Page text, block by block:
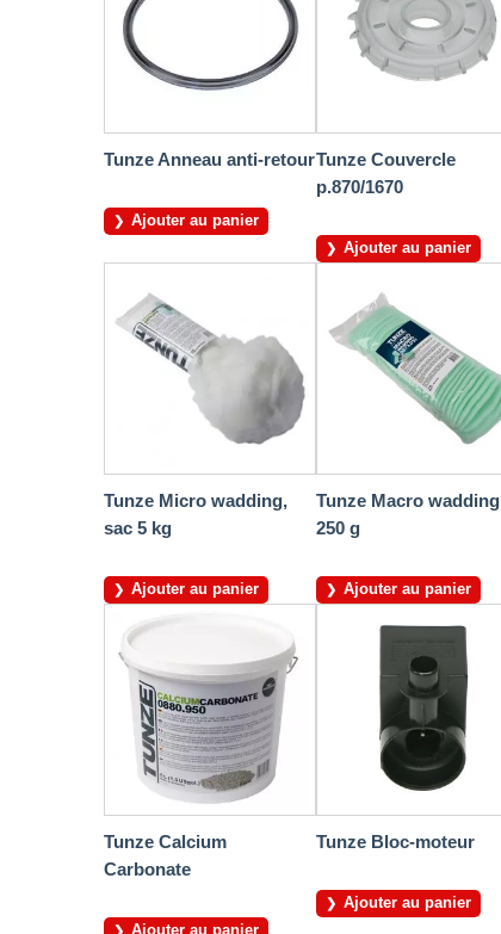
Tunze Anneau anti-retour
Ajouter au panier
Tunze Couvercle
p.870/1670
Ajouter au panier
Tunze Micro wadding,
sac 5 kg
Ajouter au panier
Tunze Macro wadding
250 g
Ajouter au panier
Tunze Calcium
Carbonate
Ajouter au panier
Tunze Bloc-moteur
Ajouter au panier